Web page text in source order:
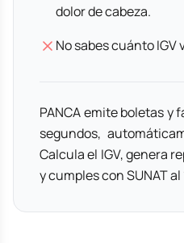
dolor de cabeza.
No sabes cuánto IGV
PANCA emite boletas
segundos,
Calcula el IGV, genera
y cumples con SUNAT al